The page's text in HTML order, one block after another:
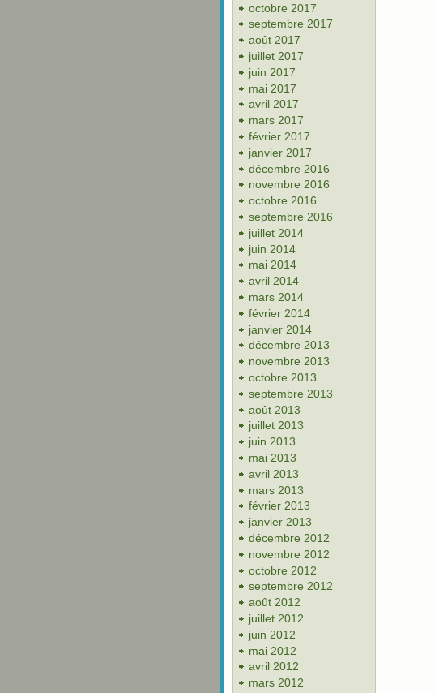
octobre 2017
septembre 2017
août 2017
juillet 2017
juin 2017
mai 2017
avril 2017
mars 2017
février 2017
janvier 2017
décembre 2016
novembre 2016
octobre 2016
septembre 2016
juillet 2014
juin 2014
mai 2014
avril 2014
mars 2014
février 2014
janvier 2014
décembre 2013
novembre 2013
octobre 2013
septembre 2013
août 2013
juillet 2013
juin 2013
mai 2013
avril 2013
mars 2013
février 2013
janvier 2013
décembre 2012
novembre 2012
octobre 2012
septembre 2012
août 2012
juillet 2012
juin 2012
mai 2012
avril 2012
mars 2012